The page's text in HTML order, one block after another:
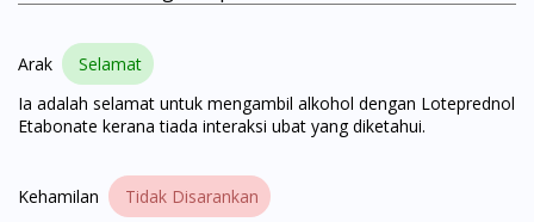
Arak
Selamat
Ia adalah selamat untuk mengambil alkohol dengan Loteprednol
Etabonate kerana tiada interaksi ubat yang diketahui.
Kehamilan
Tidak Disarankan